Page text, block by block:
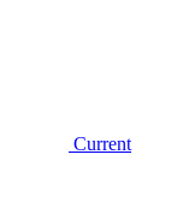
Current